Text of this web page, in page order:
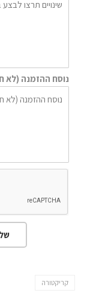
נוסח ההזמנה (לא
קריקטורה